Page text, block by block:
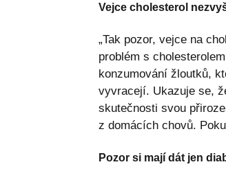
Vejce cholesterol
„Tak pozor, vejce na
problém s
konzumování žloutků,
vyvracejí. Ukazuje se,
skutečnosti svou
z domácích chovů.
Pozor si mají dát jen